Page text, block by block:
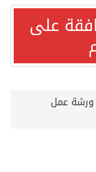
مصدر مسؤول بالهيئة العامة للنقل: استهداف السفينة السعودية NCC MASA خلال إبحارها في البحر الأحمر نتج عنه إصابة طفيفة في بدنها على
ورشة عمل